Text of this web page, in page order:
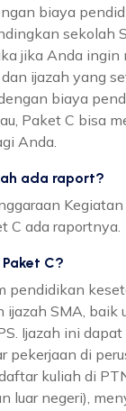
biaya
sekolah
jika Anda
ijazah yang
biaya
Paket C bisa
Anda.
ada raport?
Kegiatan
C ada raportnya.
C?
pendidikan
ijazah SMA, baik
Ijazah ini
pekerjaan di
kuliah di
luar negeri),